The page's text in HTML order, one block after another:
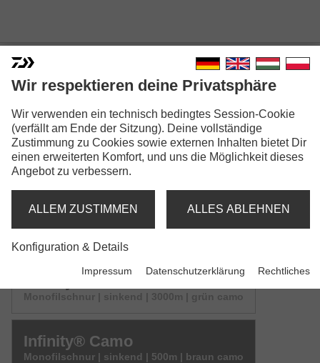
INFINITY® CAMO
Modellausführungen: 6
Infinity® Camo
Monofilschnur | sinkend | 500m | grün camo
Infinity® Camo
Monofilschnur | sinkend | 3000m | grün camo
Infinity® Camo
Monofilschnur | sinkend | 500m | braun camo
Wir respektieren deine Privatsphäre
Wir verwenden ein technisch bedingtes Session-Cookie
(verfällt am Ende der Sitzung). Deine vollständige
Zustimmung zu Cookies sowie externen Inhalten bietet Dir
einen erweiterten Komfort, und uns die Möglichkeit dieses
Angebot zu verbessern.
ALLEM ZUSTIMMEN ALLES ABLEHNEN
Konfiguration & Details
Impressum Datenschutzerklärung Rechtliches